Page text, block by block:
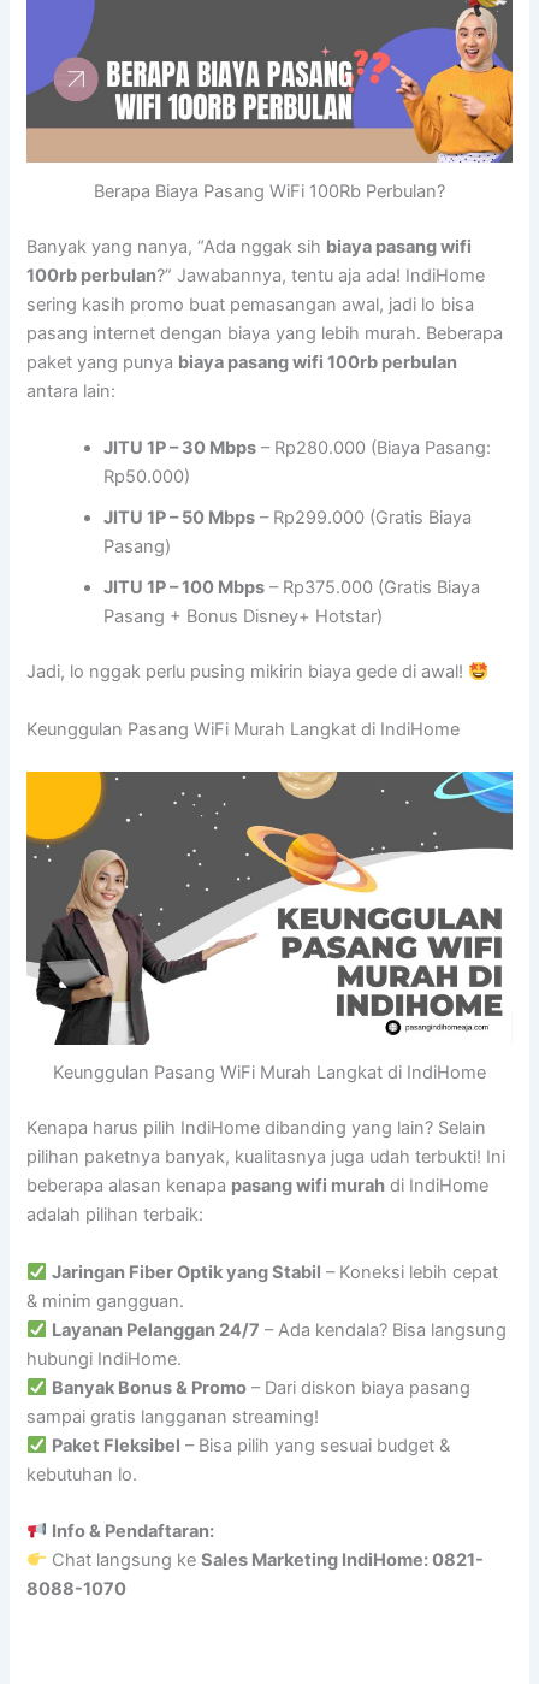
Berapa Biaya Pasang WiFi 100Rb Perbulan?
Banyak yang nanya, “Ada nggak sih biaya pasang wifi
100rb perbulan?” Jawabannya, tentu aja ada! IndiHome
sering kasih promo buat pemasangan awal, jadi lo bisa
pasang internet dengan biaya yang lebih murah. Beberapa
paket yang punya biaya pasang wifi 100rb perbulan
antara lain:
JITU 1P – 30 Mbps – Rp280.000 (Biaya Pasang:
Rp50.000)
JITU 1P – 50 Mbps – Rp299.000 (Gratis Biaya
Pasang)
JITU 1P – 100 Mbps – Rp375.000 (Gratis Biaya
Pasang + Bonus Disney+ Hotstar)
Jadi, lo nggak perlu pusing mikirin biaya gede di awal!
Keunggulan Pasang WiFi Murah Langkat di IndiHome
Keunggulan Pasang WiFi Murah Langkat di IndiHome
Kenapa harus pilih IndiHome dibanding yang lain? Selain
pilihan paketnya banyak, kualitasnya juga udah terbukti! Ini
beberapa alasan kenapa pasang wifi murah di IndiHome
adalah pilihan terbaik:
Jaringan Fiber Optik yang Stabil – Koneksi lebih cepat
& minim gangguan.
Layanan Pelanggan 24/7 – Ada kendala? Bisa langsung
hubungi IndiHome.
Banyak Bonus & Promo – Dari diskon biaya pasang
sampai gratis langganan streaming!
Paket Fleksibel – Bisa pilih yang sesuai budget &
kebutuhan lo.
Info & Pendaftaran:
Chat langsung keSales Marketing IndiHome: 0821-
8088-1070